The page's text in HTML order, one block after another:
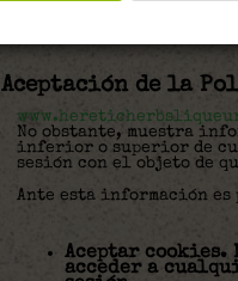
en su
Aceptación de la
No obstante, muestra
inferior o superior de
sesión con el objeto de
Ante esta información
Aceptar
acceder a